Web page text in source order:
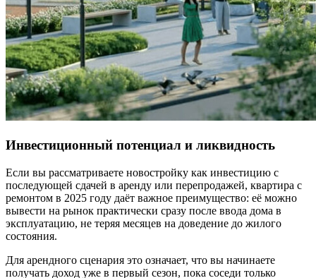
Инвестиционный потенциал и ликвидность
Если вы рассматриваете новостройку как инвестицию с
последующей сдачей в аренду или перепродажей, квартира с
ремонтом в 2025 году даёт важное преимущество: её можно
вывести на рынок практически сразу после ввода дома в
эксплуатацию, не теряя месяцев на доведение до жилого
состояния.
Для арендного сценария это означает, что вы начинаете
получать доход уже в первый сезон, пока соседи только